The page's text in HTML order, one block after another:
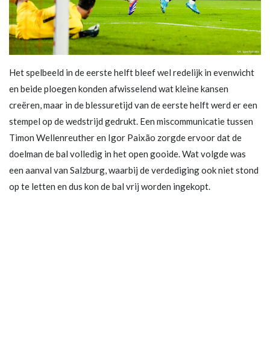
Het spelbeeld in de eerste helft bleef wel redelijk in evenwicht
en beide ploegen konden afwisselend wat kleine kansen
creëren, maar in de blessuretijd van de eerste helft werd er een
stempel op de wedstrijd gedrukt. Een miscommunicatie tussen
Timon Wellenreuther en Igor Paixão zorgde ervoor dat de
doelman de bal volledig in het open gooide. Wat volgde was
een aanval van Salzburg, waarbij de verdediging ook niet stond
op te letten en dus kon de bal vrij worden ingekopt.